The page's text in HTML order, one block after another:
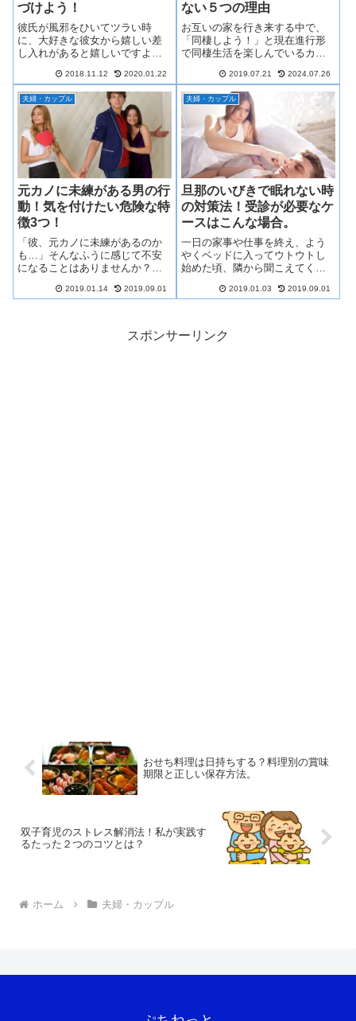
づけよう！
彼氏が風邪をひいてツラい時
に、大好きな彼女から嬉しい差
し入れがあると嬉しいですよ
れをしようと思っても、「何を
持っていったらいいのかな？」
と悩んでしまうところです…。
そこで、彼氏が風邪でダウンし
てしまった時に、思わず彼氏が
嬉しくなるような差し入れを一
挙にご紹介します！
2018.11.12 2020.01.22
ない５つの理由
お互いの家を行き来する中で、
「同棲しよう！」と現在進行形
で同棲生活を楽しんでいるカッ
同棲生活を送っていると、なあ
なあになってしまい、「結婚の
タイミングがイマイチ分らな
い…。」なんてこと、あります
よね…。そこで、同棲中に結婚
するタイミングはいつがいいの
かをまとめてみました！
2019.07.21 2024.07.26
夫婦・カップル
元カノに未練がある男の行
動！気を付けたい危険な特
徴3つ！
「彼、元カノに未練があるのか
も…」そんなふうに感じて不安
になることはありませんか？わ
を知っている場合はもちろん、
あると思います。今回は、男性
が元カノに未練がある場合の特
2019.01.14 2019.09.01
夫婦・カップル
旦那のいびきで眠れない時
の対策法！受診が必要なケ
ースはこんな場合。
一日の家事や仕事を終え、よう
やくベッドに入ってウトウトし
始めた頃、隣から聞こえてくる
くて眠れない！」なんて経験を
果的な方法をいくつか集めまし
た！いびきの原因や、危険な病
2019.01.03 2019.09.01
スポンサーリンク
おせち料理は日持ちする？料理別の賞味
期限と正しい保存方法。
双子育児のストレス解消法！私が実践す
るたった２つのコツとは？
ホーム 夫婦・カップル